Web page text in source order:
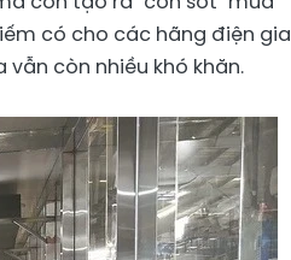
có cho các hãng điện gia
còn nhiều khó khăn.